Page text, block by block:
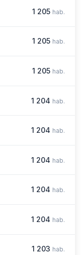
1 205 hab.
1 205 hab.
1 205 hab.
1 204 hab.
1 204 hab.
1 204 hab.
1 204 hab.
1 204 hab.
1 203 hab.